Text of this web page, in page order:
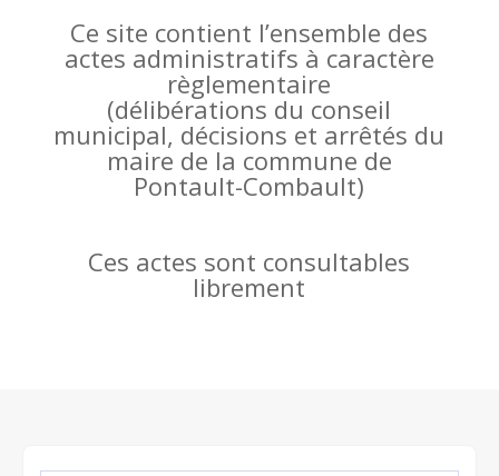
Ce site contient l’ensemble des
actes administratifs à caractère
règlementaire
(délibérations du conseil
municipal, décisions et arrêtés du
maire de la commune de
Pontault-Combault)
Ces actes sont consultables
librement